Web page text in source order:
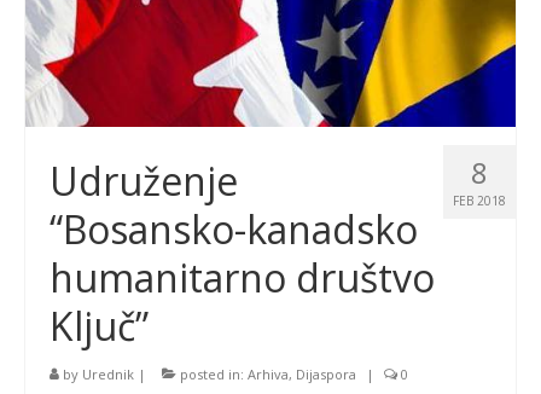
8
FEB 2018
Udruženje
“Bosansko-kanadsko
humanitarno društvo
Ključ”
by Urednik | posted in: Arhiva, Dijaspora | 0